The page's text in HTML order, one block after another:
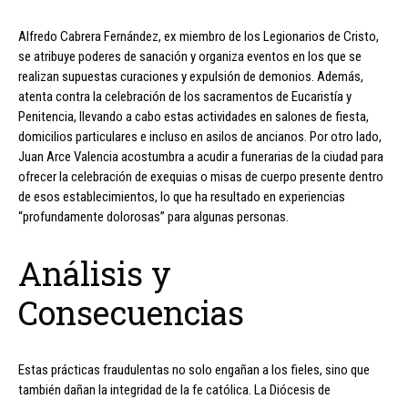
Alfredo Cabrera Fernández, ex miembro de los Legionarios de Cristo,
se atribuye poderes de sanación y organiza eventos en los que se
realizan supuestas curaciones y expulsión de demonios. Además,
atenta contra la celebración de los sacramentos de Eucaristía y
Penitencia, llevando a cabo estas actividades en salones de fiesta,
domicilios particulares e incluso en asilos de ancianos. Por otro lado,
Juan Arce Valencia acostumbra a acudir a funerarias de la ciudad para
ofrecer la celebración de exequias o misas de cuerpo presente dentro
de esos establecimientos, lo que ha resultado en experiencias
“profundamente dolorosas” para algunas personas.
Análisis y
Consecuencias
Estas prácticas fraudulentas no solo engañan a los fieles, sino que
también dañan la integridad de la fe católica. La Diócesis de